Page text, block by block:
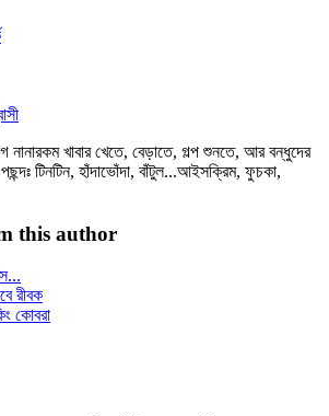
নানারকম খাবার খেতে, বেড়াতে, গল্প শুনতে, আর বন্ধুদের
টিনটিন, হাঁদাভোঁদা, বাঁটুল...আইসক্রিম, ফুচকা,
this author
রীবক
কোবরা